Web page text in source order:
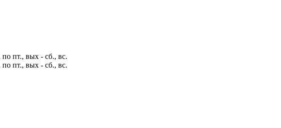
пт., вых - сб., вс.
пт., вых - сб., вс.